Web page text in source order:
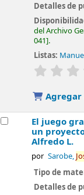
Detalles de
del Archivo
041 .
Listas:
valoración
El juego
un
Alfredo L.
por Sarobe,
Tipo de
Detalles de